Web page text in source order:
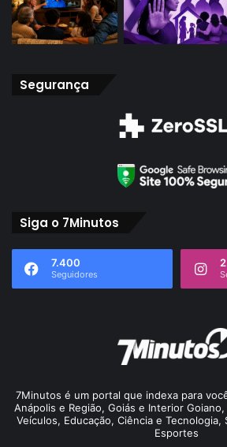
Segurança
Siga o 7Minutos
7.400
Seguidores
7Minutos é um portal que indexa para
Anápolis e Região, Goiás e Interior
Veículos, Educação, Ciência e Tecnologia,
Esportes